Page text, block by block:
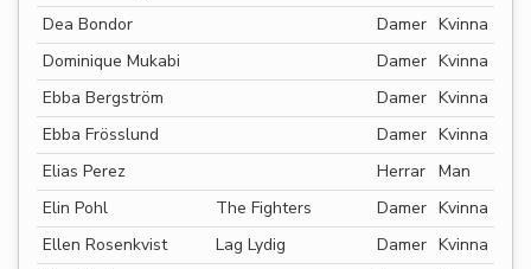
Dea Bondor
Damer Kvinna
Dominique Mukabi
Damer Kvinna
Ebba Bergström
Damer Kvinna
Ebba Frösslund
Damer Kvinna
Elias Perez
Herrar Man
Elin Pohl
The Fighters Damer Kvinna
Ellen Rosenkvist
Lag Lydig Damer Kvinna